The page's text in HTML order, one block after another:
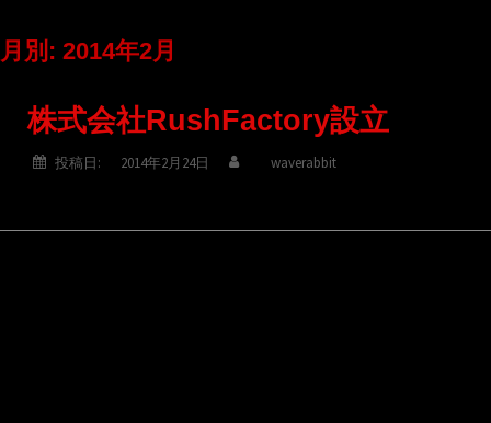
月別: 2014年2月
株式会社RushFactory設立
投稿日: 2014年2月24日 waverabbit